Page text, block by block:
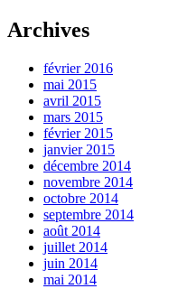
Archives
février 2016
mai 2015
avril 2015
mars 2015
février 2015
janvier 2015
décembre 2014
novembre 2014
octobre 2014
septembre 2014
août 2014
juillet 2014
juin 2014
mai 2014